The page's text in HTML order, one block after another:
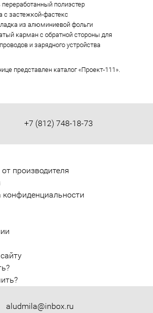
переработанный полиэстер
с застежкой-фастекс
из алюминиевой фольги
карман с обратной стороны для
и зарядного устройства
представлен каталог «Проект-111».
+7 (812) 748-18-73
aludmila@inbox.ru
производителя
конфиденциальности